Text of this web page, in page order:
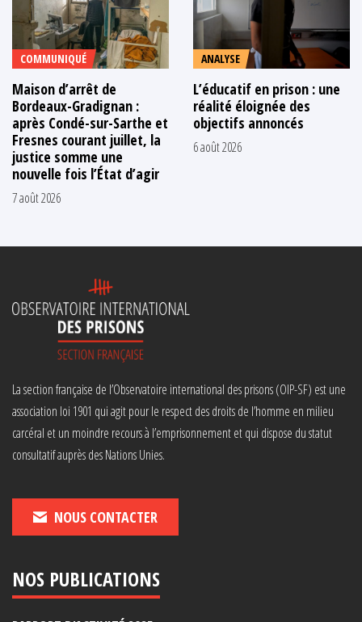
COMMUNIQUÉ
Maison d’arrêt de
Bordeaux-Gradignan :
après Condé-sur-Sarthe et
Fresnes courant juillet, la
justice somme une
nouvelle fois l’État d’agir
7 août 2026
ANALYSE
L’éducatif en prison : une
réalité éloignée des
objectifs annoncés
6 août 2026
La section française de l’Observatoire international des prisons (OIP-SF) est une
association loi 1901 qui agit pour le respect des droits de l’homme en milieu
carcéral et un moindre recours à l’emprisonnement et qui dispose du statut
consultatif auprès des Nations Unies.
NOUS CONTACTER
NOS PUBLICATIONS